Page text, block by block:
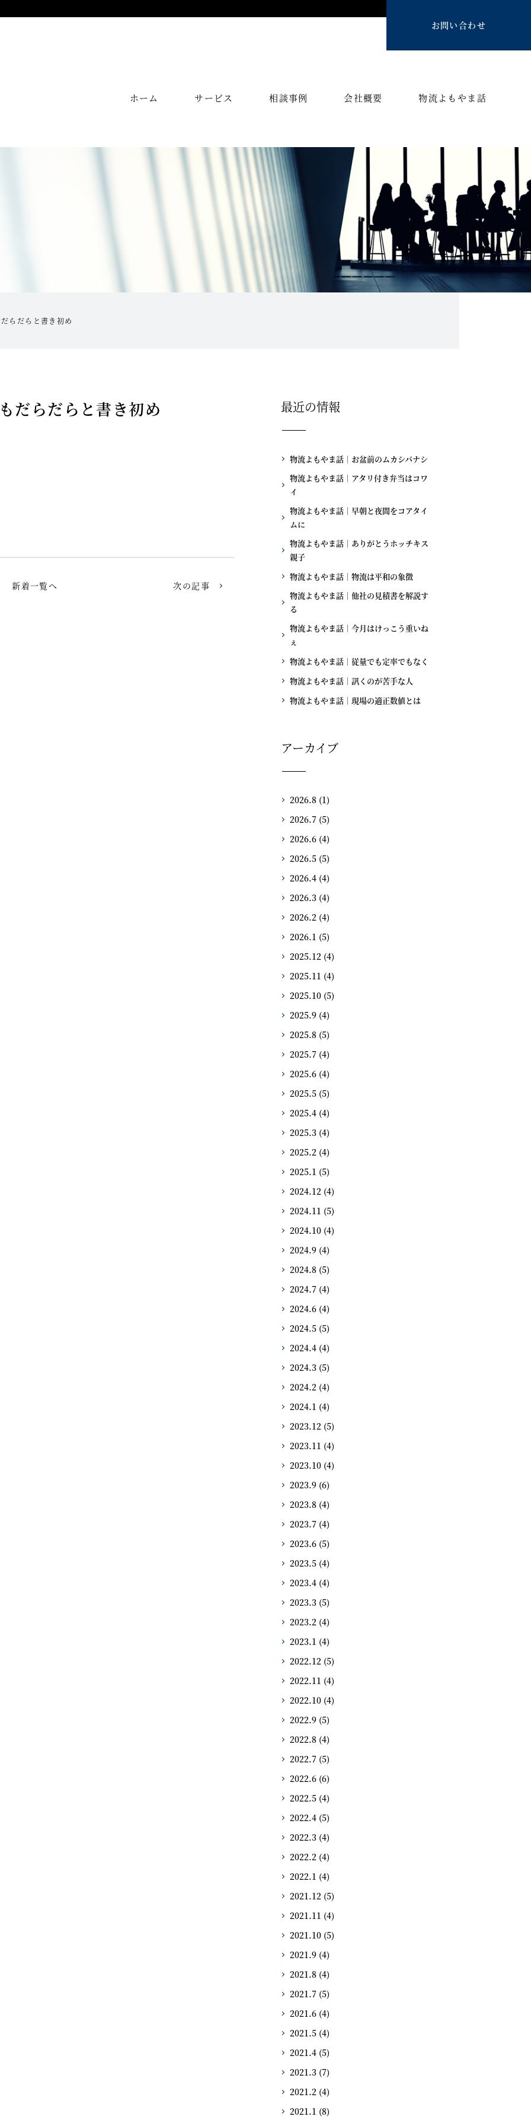
お問い合わせ
ホーム サービス 相談事例 会社概要 物流よもやま話
らだらと書き初め
だらだらと書き初め
新着一覧へ 次の記事
最近の情報
物流よもやま話｜お盆前のムカシバナシ
物流よもやま話｜アタリ付き弁当はコワ
イ
物流よもやま話｜早朝と夜間をコアタイ
ムに
物流よもやま話｜ありがとうホッチキス
親子
物流よもやま話｜物流は平和の象徴
物流よもやま話｜他社の見積書を解説す
る
物流よもやま話｜今月はけっこう重いね
ぇ
物流よもやま話｜従量でも定率でもなく
物流よもやま話｜訊くのが苦手な人
物流よもやま話｜現場の適正数値とは
アーカイブ
2026.8 (1)
2026.7 (5)
2026.6 (4)
2026.5 (5)
2026.4 (4)
2026.3 (4)
2026.2 (4)
2026.1 (5)
2025.12 (4)
2025.11 (4)
2025.10 (5)
2025.9 (4)
2025.8 (5)
2025.7 (4)
2025.6 (4)
2025.5 (5)
2025.4 (4)
2025.3 (4)
2025.2 (4)
2025.1 (5)
2024.12 (4)
2024.11 (5)
2024.10 (4)
2024.9 (4)
2024.8 (5)
2024.7 (4)
2024.6 (4)
2024.5 (5)
2024.4 (4)
2024.3 (5)
2024.2 (4)
2024.1 (4)
2023.12 (5)
2023.11 (4)
2023.10 (4)
2023.9 (6)
2023.8 (4)
2023.7 (4)
2023.6 (5)
2023.5 (4)
2023.4 (4)
2023.3 (5)
2023.2 (4)
2023.1 (4)
2022.12 (5)
2022.11 (4)
2022.10 (4)
2022.9 (5)
2022.8 (4)
2022.7 (5)
2022.6 (6)
2022.5 (4)
2022.4 (5)
2022.3 (4)
2022.2 (4)
2022.1 (4)
2021.12 (5)
2021.11 (4)
2021.10 (5)
2021.9 (4)
2021.8 (4)
2021.7 (5)
2021.6 (4)
2021.5 (4)
2021.4 (5)
2021.3 (7)
2021.2 (4)
2021.1 (8)